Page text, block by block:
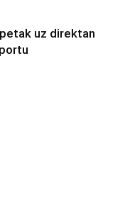
uz direktan